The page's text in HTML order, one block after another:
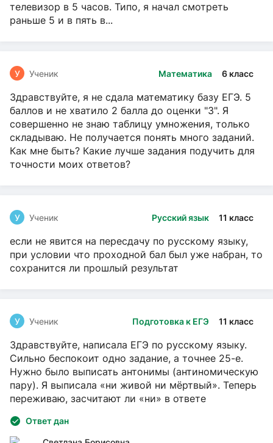
телевизор в 5 часов. Типо, я начал смотреть
раньше 5 и в пять в...
Математика 6 класс
У Ученик
Здравствуйте, я не сдала математику базу ЕГЭ. 5
баллов и не хватило 2 балла до оценки "3". Я
совершенно не знаю таблицу умножения, только
складываю. Не получается понять много заданий.
Как мне быть? Какие лучше задания подучить для
точности моих ответов?
Русский язык 11 класс
У Ученик
если не явится на пересдачу по русскому языку,
при условии что проходной бал был уже набран, то
сохранится ли прошлый результат
Подготовка к ЕГЭ 11 класс
У Ученик
Здравствуйте, написала ЕГЭ по русскому языку.
Сильно беспокоит одно задание, а точнее 25-е.
Нужно было выписать антонимы (антиномическую
пару). Я выписала «ни живой ни мёртвый». Теперь
переживаю, засчитают ли «ни» в ответе
Ответ дан